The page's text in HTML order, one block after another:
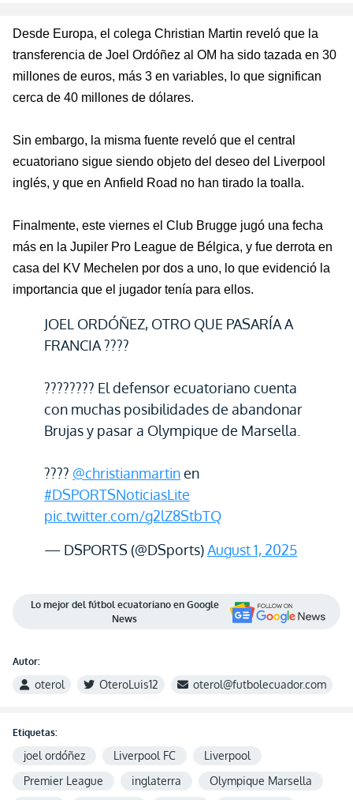
Desde Europa, el colega Christian Martin reveló que la
transferencia de Joel Ordóñez al OM ha sido tazada en 30
millones de euros, más 3 en variables, lo que significan
cerca de 40 millones de dólares.
Sin embargo, la misma fuente reveló que el central
ecuatoriano sigue siendo objeto del deseo del Liverpool
inglés, y que en Anfield Road no han tirado la toalla.
Finalmente, este viernes el Club Brugge jugó una fecha
más en la Jupiler Pro League de Bélgica, y fue derrota en
casa del KV Mechelen por dos a uno, lo que evidenció la
importancia que el jugador tenía para ellos.
JOEL ORDÓÑEZ, OTRO QUE PASARÍA A
FRANCIA ????
???????? El defensor ecuatoriano cuenta
con muchas posibilidades de abandonar
Brujas y pasar a Olympique de Marsella.
???? @christianmartinen
#DSPORTSNoticiasLite
pic.twitter.com/g2lZ8StbTQ
— DSPORTS (@DSports)August 1, 2025
Lo mejor del fútbol ecuatoriano en Google
News
Autor:
oterol OteroLuis12 oterol@futbolecuador.com
Etiquetas:
joel ordóñez Liverpool FC
Liverpool
Premier League
inglaterra
Olympique Marsella